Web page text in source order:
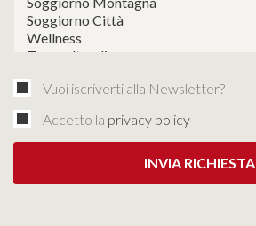
Vuoi iscriverti alla Newsletter?
Accetto la privacy policy
INVIA RICHIESTA